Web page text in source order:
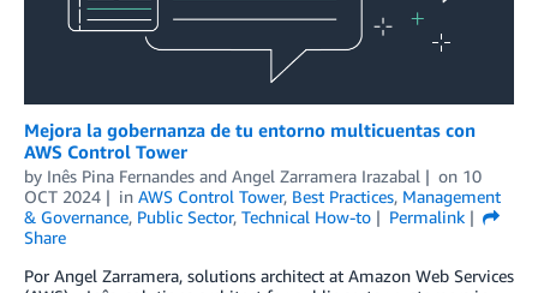
Mejora la gobernanza de tu entorno multicuentas con
AWS Control Tower
by Inês Pina Fernandes and Angel Zarramera Irazabal on 10
OCT 2024
in AWS Control Tower, Best Practices, Management
& Governance, Public Sector, Technical How-to
Permalink
Share
Por Angel Zarramera, solutions architect at Amazon Web Services